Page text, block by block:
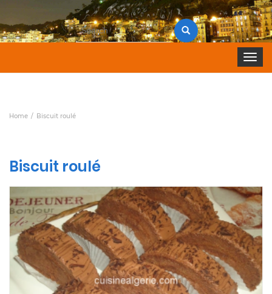
Search
for:
Toggle
Home Biscuit roulé
Biscuit roulé